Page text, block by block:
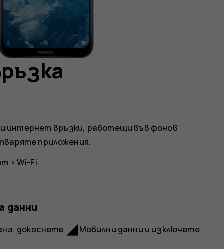
интернет връзки, работещи във фонов
приложения.
> Wi-Fi.
данни
докоснете network_cell Мобилни данни и изключете